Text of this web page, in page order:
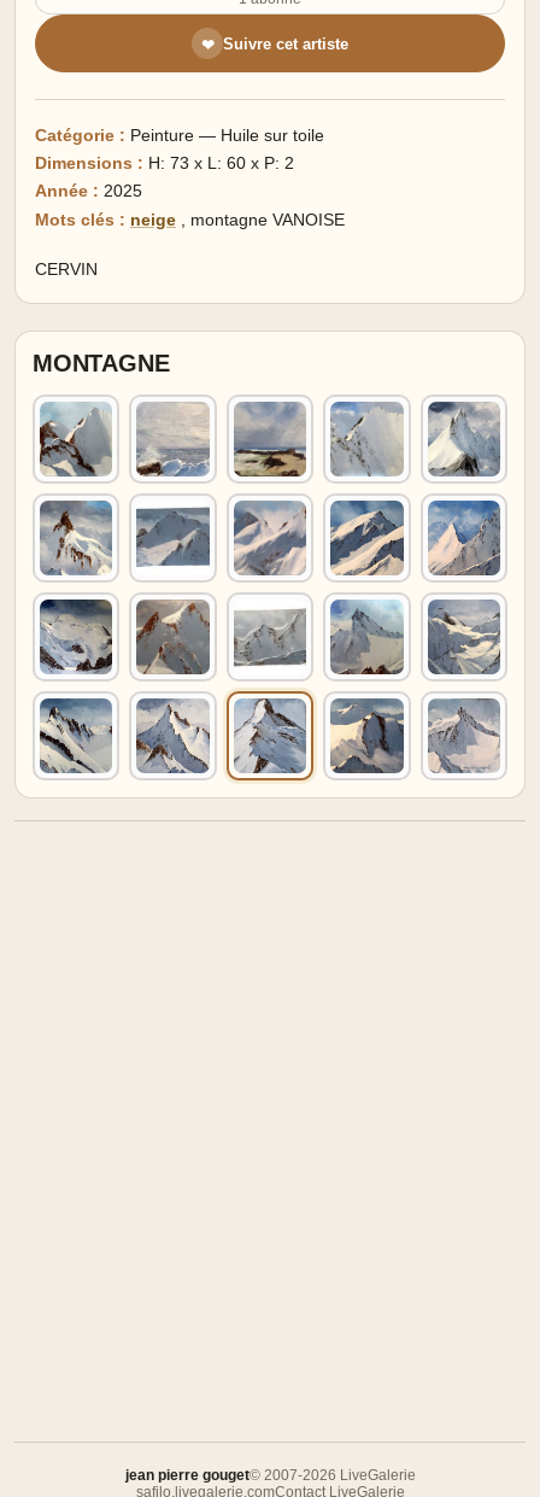
❤ Suivre cet artiste
Catégorie : Peinture — Huile sur toile
Dimensions : H: 73 x L: 60 x P: 2
Année : 2025
Mots clés : neige , montagne VANOISE
CERVIN
MONTAGNE
jean pierre gouget© 2007-2026 LiveGalerie
safilo.livegalerie.comContact LiveGalerie